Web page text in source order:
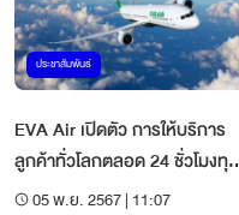
ประชาสัมพันธ์
EVA Air เปิดตัว การให้บริการ
ลูกค้าทั่วโลกตลอด 24 ชั่วโมงทุก
วัน ในไต้หวัน
05 พ.ย. 2567 | 11:07